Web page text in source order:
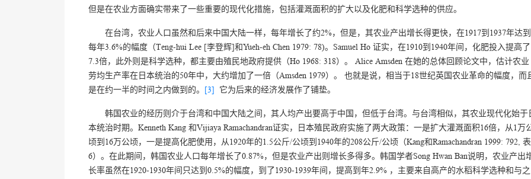
但是在农业方面确实带来了一些重要的现代化措施，包括灌溉面积的扩大以及化肥和科学选种的供应。
在台湾，农业人口虽然和后来中国大陆一样，每年增长了约2%，但是，其农业产出增长得更快，在1917到1937年达到
每年3.6%的幅度（Teng-hui Lee [李登辉]和Yueh-eh Chen 1979: 78)。Samuel Ho 证实，在1910到1940年间，化肥投入提高了
7.3倍，此外则是科学选种，都主要由殖民地政府提供（Ho 1968: 318）。 Alice Amsden 在她的总体回顾论文中，估计农业
劳均生产率在日本统治的50年中，大约增加了一倍（Amsden 1979）。 也就是说，相当于18世纪英国农业革命的幅度，而
是在约一半的时间之内做到的。 [3] 它为后来的经济发展作了铺垫。
韩国农业的经历则介于台湾和中国大陆之间，其人均产出要高于中国，但低于台湾。与台湾相似，其农业现代化始于
本统治时期。Kenneth Kang 和Vijiaya Ramachandran证实，日本殖民政府实施了两大政策：一是扩大灌溉面积16倍，从1万
顷到16万公顷，一是提高化肥使用，从1920年的1.5公斤/公顷到1940年的208公斤/公顷（Kang和Ramachandran 1999: 792, 表
6）。在此期间，韩国农业人口每年增长了0.87%，但是农业产出则增长多得多。韩国学者Song Hwan Ban说明，农业产出
长率虽然在1920-1930年间只达到0.5%的幅度，到了1930-1939年间，提高到年2.9% ，主要来自高产的水稻科学选种和与之